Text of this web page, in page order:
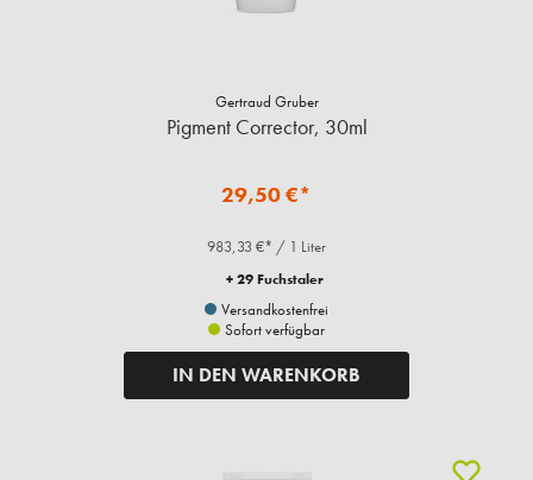
Gertraud Gruber
Pigment Corrector, 30ml
29,50 €*
983,33 €* / 1 Liter
+ 29 Fuchstaler
Versandkostenfrei
Sofort verfügbar
IN DEN WARENKORB